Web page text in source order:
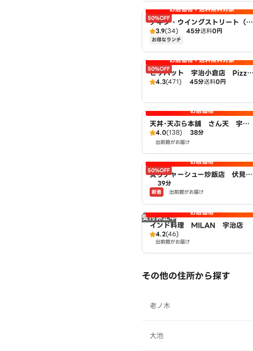
50%OFF
お店価格＋送料無料対象
チキン・ウイングストリート（取
扱：ピザハット宇治小倉店）
3.9(34) 45分送料0円
お得なランチ
50%OFF
お店価格＋送料無料対象
ピザハット 宇治小倉店 Pizza
Hut
4.3(471) 45分送料0円
お店価格
天丼･天ぷら本舗 さん天 宇治
木幡店
4.0(138) 38分
出前館がお届け
50%OFF
お店価格
炙りチャーシュー炒飯店 伏見向
島鷹場町店 powered by LA
WSON
39分
新着 出前館がお届け
受付休止中 お店価格
インド料理 MILAN 宇治店
4.2(46)
出前館がお届け
その他の住所から探す
老ノ木
大池